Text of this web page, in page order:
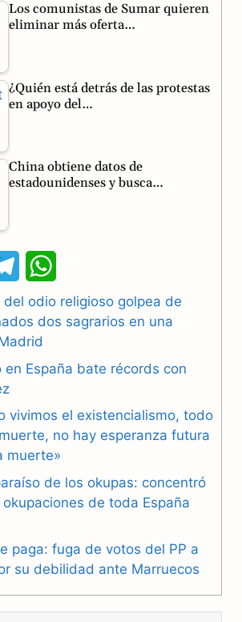
Los comunistas de Sumar quieren
eliminar más oferta…
¿Quién está detrás de las protestas
en apoyo del…
China obtiene datos de
estadounidenses y busca…
e
l
r
a
m
h
a
A
p
p
odio religioso golpea de
dos sagrarios en una
en España bate récords con
vivimos el existencialismo, todo
no hay esperanza futura
muerte»
de los okupas: concentró
de toda España
paga: fuga de votos del PP a
su debilidad ante Marruecos